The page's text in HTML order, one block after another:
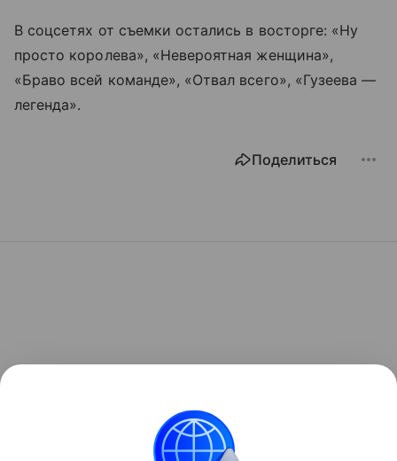
В соцсетях от съемки остались в восторге: «Ну
просто королева», «Невероятная женщина»,
«Браво всей команде», «Отвал всего», «Гузеева —
легенда».
Поделиться